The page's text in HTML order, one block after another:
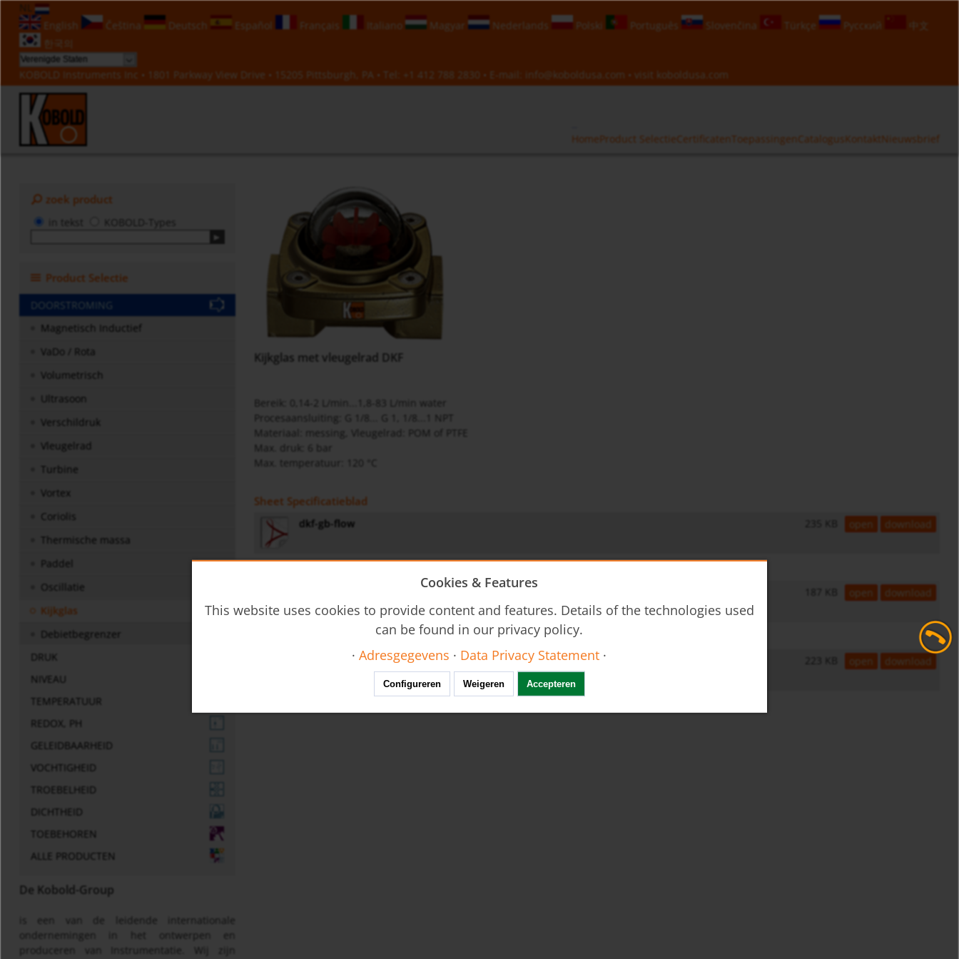
NL
English
Čeština Deutsch Español Français Italiano Magyar Nederlands Polski Português Slovenčina Türkçe Русский
中文
한국의
KOBOLD Instruments Inc • 1801 Parkway View Drive • 15205 Pittsburgh, PA • Tel: +1 412 788 2830 • E-mail: info@koboldusa.com • visit koboldusa.com
HomeProduct SelectieCertificaten Toepassingen CatalogusKontaktNieuwsbrief
zoek product
in tekst KOBOLD-Types
Product Selectie
DOORSTROMING
Magnetisch Inductief
VaDo / Rota
Volumetrisch
Ultrasoon
Verschildruk
Vleugelrad
Turbine
Vortex
Coriolis
Thermische massa
Paddel
Oscillatie
Kijkglas
Debietbegrenzer
DRUK
NIVEAU
TEMPERATUUR
REDOX, PH
GELEIDBAARHEID
VOCHTIGHEID
TROEBELHEID
DICHTHEID
TOEBEHOREN
ALLE PRODUCTEN
De Kobold-Group
is een van de leidende internationale
ondernemingen in het ontwerpen en
produceren van Instrumentatie. Wij zijn
Kijkglas met vleugelrad DKF
Bereik: 0,14-2 L/min...1,8-83 L/min water
Procesaansluiting: G 1/8... G 1, 1/8...1 NPT
Materiaal: messing, Vleugelrad: POM of PTFE
Max. druk: 6 bar
Max. temperatuur: 120 °C
Sheet Specificatieblad
dkf-gb-flow 235 KB open download
DKF - Operating Instructions 187 KB open download
General Safety Instructions 223 KB open download
Cookies & Features
This website uses cookies to provide content and features. Details of the technologies used
can be found in our privacy policy.
·Adresgegevens · Data Privacy Statement ·
Configureren Weigeren Accepteren